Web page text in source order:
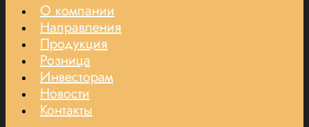
О компании
Направления
Продукция
Розница
Инвесторам
Новости
Контакты